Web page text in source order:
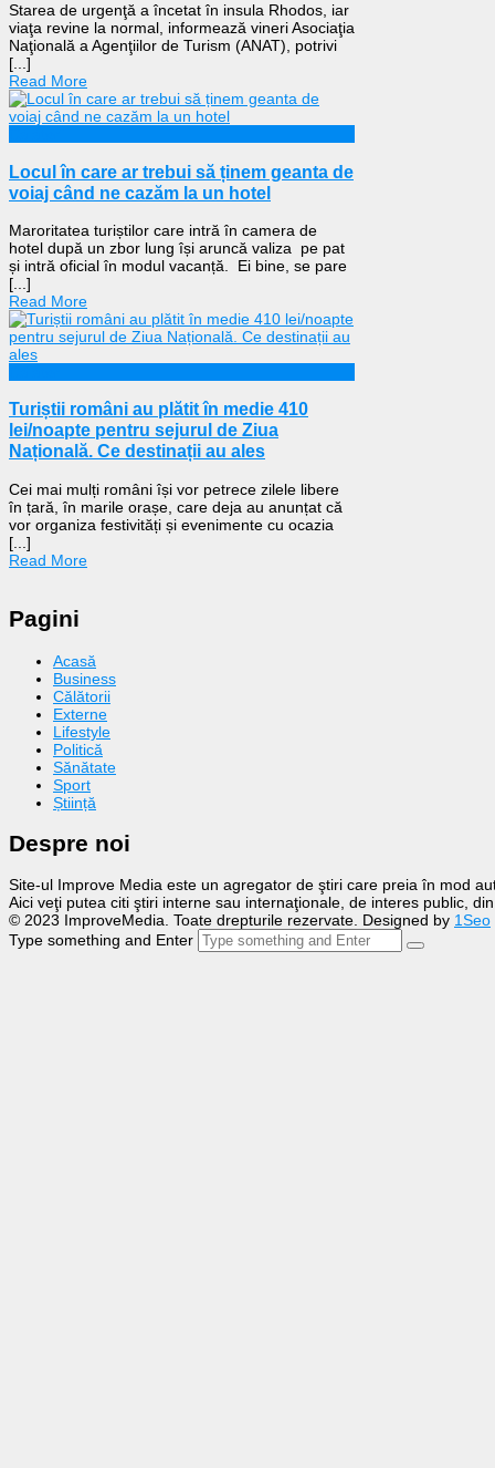
Starea de urgenţă a încetat în insula Rhodos, iar
viaţa revine la normal, informează vineri Asociaţia
Naţională a Agenţiilor de Turism (ANAT), potrivi
[...]
Read More
Locul în care ar trebui să ținem geanta de
voiaj când ne cazăm la un hotel
Maroritatea turiștilor care intră în camera de
hotel după un zbor lung își aruncă valiza pe pat
și intră oficial în modul vacanță. Ei bine, se pare
[...]
Read More
Turiștii români au plătit în medie 410
lei/noapte pentru sejurul de Ziua
Națională. Ce destinații au ales
Cei mai mulți români își vor petrece zilele libere
în țară, în marile orașe, care deja au anunțat că
vor organiza festivități și evenimente cu ocazia
[...]
Read More
Pagini
Acasă
Business
Călătorii
Externe
Lifestyle
Politică
Sănătate
Sport
Știință
Despre noi
Site-ul Improve Media este un agregator de ştiri care preia în mod
Aici veţi putea citi ştiri interne sau internaţionale, de interes public,
© 2023 ImproveMedia. Toate drepturile rezervate. Designed by 1Seo
Type something and Enter